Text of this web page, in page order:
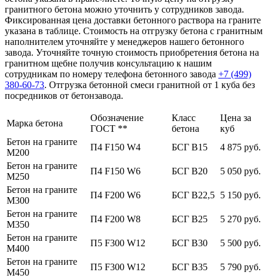
гранитного бетона можно уточнить у сотрудников завода.
Фиксированная цена доставки бетонного раствора на граните
указана в таблице. Стоимость на отгрузку бетона с гранитным
наполнителем уточняйте у менеджеров нашего бетонного
завода. Уточняйте точную стоимость приобретения бетона на
гранитном щебне получив консультацию к нашим
сотрудникам по номеру телефона бетонного завода +7 (499)
380-60-73. Отгрузка бетонной смеси гранитной от 1 куба без
посредников от бетонзавода.
Марка бетона
Обозначение
ГОСТ **
Класс
бетона
Цена за
куб
Бетон на граните
М200
П4 F150 W4 БСГ В15
4 875 руб.
Бетон на граните
М250
П4 F150 W6 БСГ В20
5 050 руб.
Бетон на граните
М300
П4 F200 W6 БСГ В22,5 5 150 руб.
Бетон на граните
М350
П4 F200 W8 БСГ В25
5 270 руб.
Бетон на граните
М400
П5 F300 W12 БСГ В30
5 500 руб.
Бетон на граните
М450
П5 F300 W12 БСГ В35
5 790 руб.